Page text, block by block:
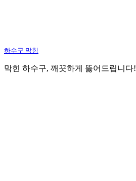
하수구 막힘
막힌 하수구, 깨끗하게 뚫어드립니다!